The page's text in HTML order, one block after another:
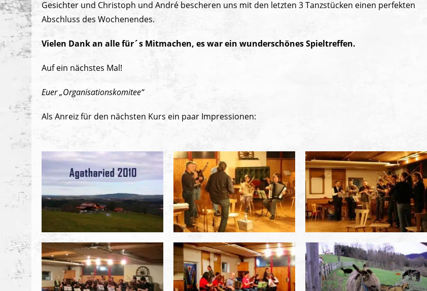
Gesichter und Christoph und André bescheren uns mit den letzten 3 Tanzstücken einen perfekten
Abschluss des Wochenendes.
Vielen Dank an alle für´s Mitmachen, es war ein wunderschönes Spieltreffen.
Auf ein nächstes Mal!
Euer „Organisationskomitee“
Als Anreiz für den nächsten Kurs ein paar Impressionen: